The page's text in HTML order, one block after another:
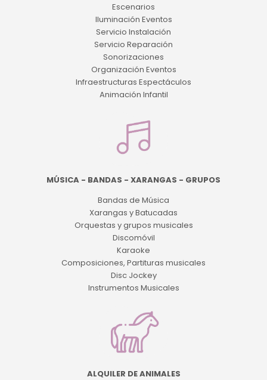
Escenarios
Iluminación Eventos
Servicio Instalación
Servicio Reparación
Sonorizaciones
Organización Eventos
Infraestructuras Espectáculos
Animación Infantil
MÚSICA - BANDAS - XARANGAS - GRUPOS
Bandas de Música
Xarangas y Batucadas
Orquestas y grupos musicales
Discomóvil
Karaoke
Composiciones, Partituras musicales
Disc Jockey
Instrumentos Musicales
ALQUILER DE ANIMALES